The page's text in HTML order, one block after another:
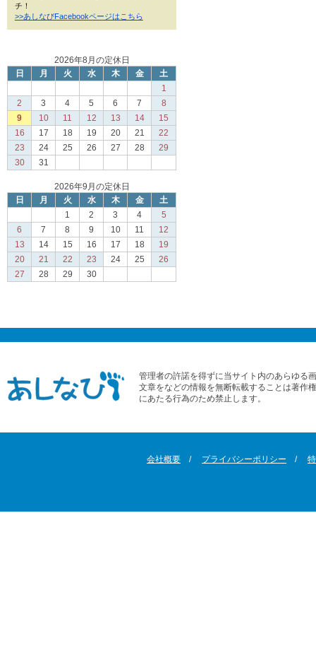
チ！
>>あしなびFacebookページはこちら
2026年8月の定休日
日
月 火 水 木 金
土
1
2
3 4 5 6 7
8
9
10 11 12 13 14
15
16
17 18 19 20 21
22
23
24 25 26 27 28
29
30
31
2026年9月の定休日
日
月 火 水 木 金
土
1
2 3 4
5
6
7 8 9 10 11
12
13
14 15 16 17 18
19
20
21 22 23 24 25
26
27
28 29 30
管理者の許諾を得ずに当サイト内のあらゆる
文章をなどの情報を無断転載することは著作
にあたる行為のため禁止します。
会社概要 プライバシーポリシー